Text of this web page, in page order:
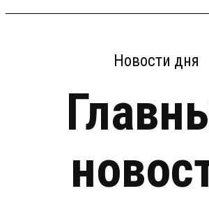
Новости дня